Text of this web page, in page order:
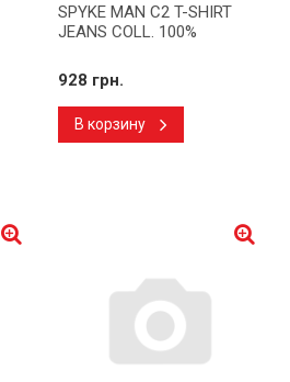
SPYKE MAN C2 T-SHIRT
JEANS COLL. 100%
928 грн.
В корзину